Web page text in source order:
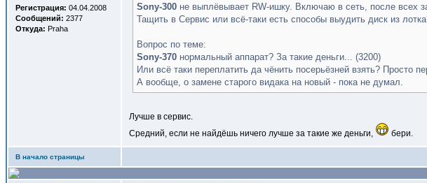
Регистрация: 04.04.2008
Сообщений: 2377
Откуда: Praha
Sony-300 не выплёвывает RW-ишку. Включаю в сеть, после всех
Тащить в Сервис или всё-таки есть способы выудить диск из
Вопрос по теме:
Sony-370 нормальный аппарат? За такие деньги... (3200)
Или всё таки переплатить да чёнить посерьёзней взять?
А вообще, о замене старого видака на новый - пока не думал.
Лучше в сервис.
Средний, если не найдёшь ничего лучше за такие же деньги,
бери.
В начало страницы